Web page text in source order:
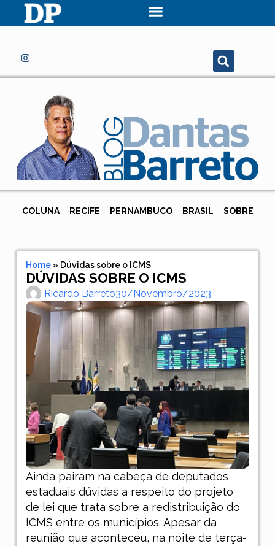
COLUNA RECIFE PERNAMBUCO BRASIL SOBRE
Home» Dúvidas sobre o ICMS
DÚVIDAS SOBRE O ICMS
Ricardo Barreto30/novembro/2023
Ainda pairam na cabeça de deputados
estaduais dúvidas a respeito do projeto
de lei que trata sobre a redistribuição do
ICMS entre os municípios. Apesar da
reunião que aconteceu, na noite de terça-